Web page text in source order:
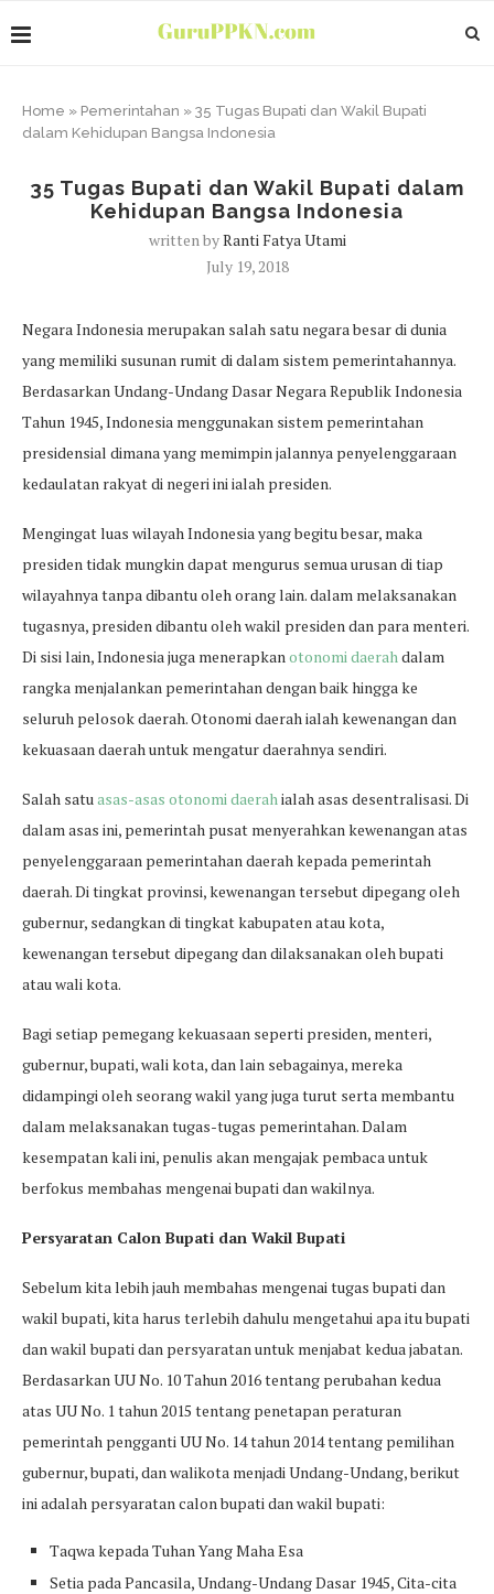
Home » Pemerintahan » 35 Tugas Bupati dan Wakil Bupati
dalam Kehidupan Bangsa Indonesia
35 Tugas Bupati dan Wakil Bupati dalam
Kehidupan Bangsa Indonesia
written byRanti Fatya Utami
July 19, 2018
Negara Indonesia merupakan salah satu negara besar di dunia
yang memiliki susunan rumit di dalam sistem pemerintahannya.
Berdasarkan Undang-Undang Dasar Negara Republik Indonesia
Tahun 1945, Indonesia menggunakan sistem pemerintahan
presidensial dimana yang memimpin jalannya penyelenggaraan
kedaulatan rakyat di negeri ini ialah presiden.
Mengingat luas wilayah Indonesia yang begitu besar, maka
presiden tidak mungkin dapat mengurus semua urusan di tiap
wilayahnya tanpa dibantu oleh orang lain. dalam melaksanakan
tugasnya, presiden dibantu oleh wakil presiden dan para menteri.
Di sisi lain, Indonesia juga menerapkanotonomi daerahdalam
rangka menjalankan pemerintahan dengan baik hingga ke
seluruh pelosok daerah. Otonomi daerah ialah kewenangan dan
kekuasaan daerah untuk mengatur daerahnya sendiri.
Salah satuasas-asas otonomi daerahialah asas desentralisasi. Di
dalam asas ini, pemerintah pusat menyerahkan kewenangan atas
penyelenggaraan pemerintahan daerah kepada pemerintah
daerah. Di tingkat provinsi, kewenangan tersebut dipegang oleh
gubernur, sedangkan di tingkat kabupaten atau kota,
kewenangan tersebut dipegang dan dilaksanakan oleh bupati
atau wali kota.
Bagi setiap pemegang kekuasaan seperti presiden, menteri,
gubernur, bupati, wali kota, dan lain sebagainya, mereka
didampingi oleh seorang wakil yang juga turut serta membantu
dalam melaksanakan tugas-tugas pemerintahan. Dalam
kesempatan kali ini, penulis akan mengajak pembaca untuk
berfokus membahas mengenai bupati dan wakilnya.
Persyaratan Calon Bupati dan Wakil Bupati
Sebelum kita lebih jauh membahas mengenai tugas bupati dan
wakil bupati, kita harus terlebih dahulu mengetahui apa itu bupati
dan wakil bupati dan persyaratan untuk menjabat kedua jabatan.
Berdasarkan UU No. 10 Tahun 2016 tentang perubahan kedua
atas UU No. 1 tahun 2015 tentang penetapan peraturan
pemerintah pengganti UU No. 14 tahun 2014 tentang pemilihan
gubernur, bupati, dan walikota menjadi Undang-Undang, berikut
ini adalah persyaratan calon bupati dan wakil bupati:
Taqwa kepada Tuhan Yang Maha Esa
Setia pada Pancasila, Undang-Undang Dasar 1945, Cita-cita